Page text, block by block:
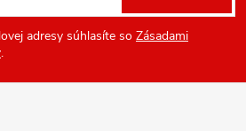
adresy súhlasíte so Zásadami
.